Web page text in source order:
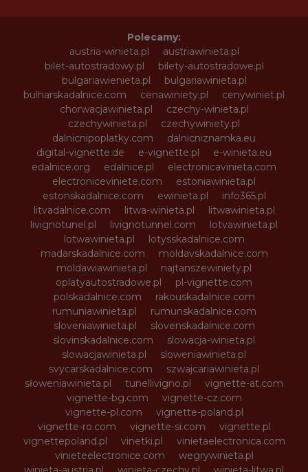
Polecamy:
austria-winieta.pl
austriawinieta.pl
bilet-autostradowy.pl
bilety-autostradowe.pl
bulgariawienieta.pl
bulgariawinieta.pl
bulharskadalnice.com
cenawiniety.pl
cenywiniet.pl
chorwacjawinieta.pl
czechy-winieta.pl
czechywinieta.pl
czechywiniety.pl
dalnicnipoplatky.com
dalnicniznamka.eu
digital-vignette.de
e-vignette.pl
e-winieta.eu
edalnice.org
edalnice.pl
electronicavinieta.com
electroniceviniete.com
estoniawinieta.pl
estonskadalnice.com
ewinieta.pl
info365.pl
litvadalnice.com
litwa-winieta.pl
litwawinieta.pl
livignotunel.pl
livignotunnel.com
lotvawinieta.pl
lotwawinieta.pl
lotysskadalnice.com
madarskadalnice.com
moldavskadalnice.com
moldawiawinieta.pl
najtanszewiniety.pl
oplatyautostradowe.pl
pl-vignette.com
polskadalnice.com
rakouskadalnice.com
rumuniawinieta.pl
rumunskadalnice.com
sloveniawinieta.pl
slovenskadalnice.com
slovinskadalnice.com
slowacja-winieta.pl
slowacjawinieta.pl
sloweniawinieta.pl
svycarskadalnice.com
szwajcariawinieta.pl
słoweniawinieta.pl
tunellivigno.pl
vignette-at.com
vignette-bg.com
vignette-cz.com
vignette-pl.com
vignette-poland.pl
vignette-ro.com
vignette-si.com
vignette.pl
vignettepoland.pl
vinetki.pl
vinietaelectronica.com
vinieteelectronice.com
wegrywinieta.pl